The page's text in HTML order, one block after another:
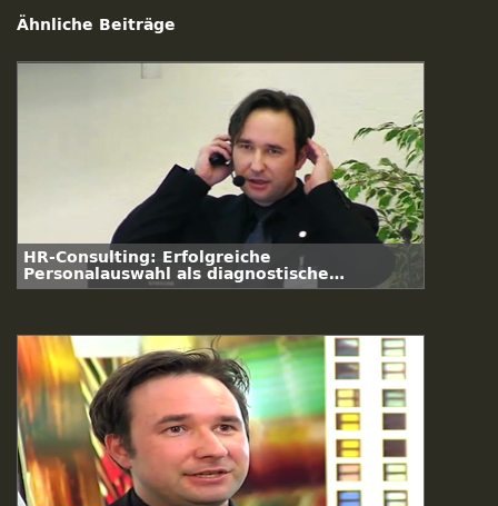
Ähnliche Beiträge
HR‐Consulting: Erfolgreiche
Personalauswahl als diagnostische
Herausforderung